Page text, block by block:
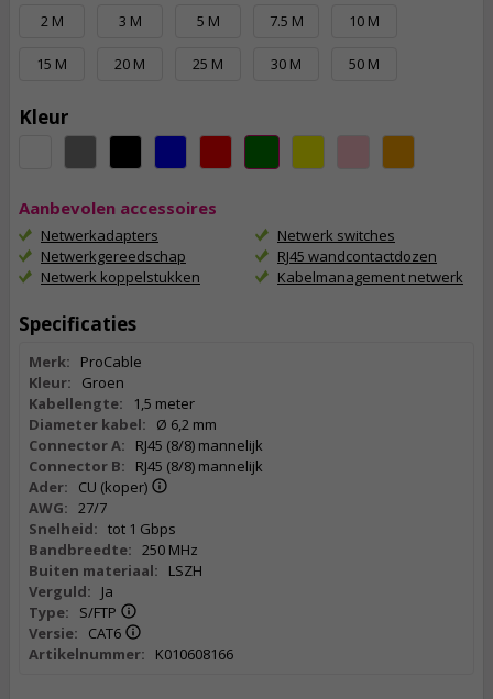
2 M 3 M 5 M 7.5 M 10 M
15 M 20 M 25 M 30 M 50 M
Kleur
Aanbevolen accessoires
Netwerkadapters
Netwerkgereedschap
Netwerk koppelstukken
Netwerk switches
RJ45 wandcontactdozen
Kabelmanagement netwerk
Specificaties
Merk:
ProCable
Kleur:
Groen
Kabellengte:
1,5 meter
Diameter kabel:
Ø 6,2 mm
Connector A:
RJ45 (8/8) mannelijk
Connector B:
RJ45 (8/8) mannelijk
Ader:
CU (koper)
AWG: 27/7
Snelheid: tot 1 Gbps
Bandbreedte: 250 MHz
Buiten materiaal:
LSZH
Verguld:
Ja
Type:
S/FTP
Versie:
CAT6
Artikelnummer:
K010608166